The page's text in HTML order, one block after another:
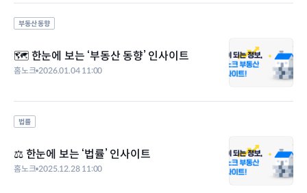
부동산 동향
🗺️ 한눈에 보는 ‘부동산 동향’ 인사이트
홈노크 2026.01.04 11:00
법률
⚖️ 한눈에 보는 ‘법률’ 인사이트
홈노크 2025.12.28 11:00